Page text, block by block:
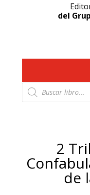
del
Búsqueda
de
productos
2
de